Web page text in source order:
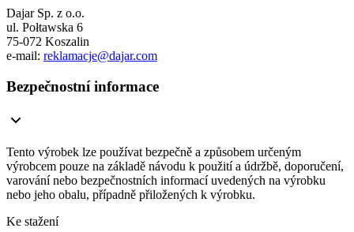
Dajar Sp. z o.o.
ul. Połtawska 6
75-072 Koszalin
e-mail: reklamacje@dajar.com
Bezpečnostní informace
Tento výrobek lze používat bezpečně a způsobem určeným
výrobcem pouze na základě návodu k použití a údržbě, doporučení,
varování nebo bezpečnostních informací uvedených na výrobku
nebo jeho obalu, případně přiložených k výrobku.
Ke stažení